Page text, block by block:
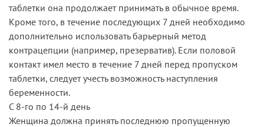
таблетки она продолжает принимать в обычное время.
Кроме того, в течение последующих 7 дней необходимо
дополнительно использовать барьерный метод
контрацепции (например, презерватив). Если половой
контакт имел место в течение 7 дней перед пропуском
таблетки, следует учесть возможность наступления
беременности.
С 8-го по 14-й день
Женщина должна принять последнюю пропущенную